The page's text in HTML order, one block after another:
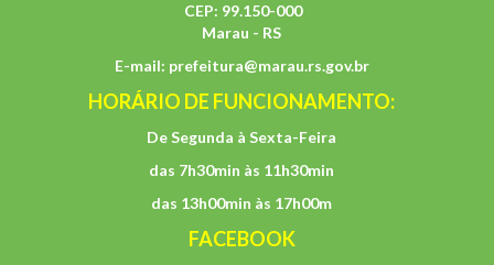
CEP: 99.150-000
Marau - RS
E-mail: prefeitura@marau.rs.gov.br
HORÁRIO DE FUNCIONAMENTO:
De Segunda à Sexta-Feira
das 7h30min às 11h30min
das 13h00min às 17h00m
FACEBOOK